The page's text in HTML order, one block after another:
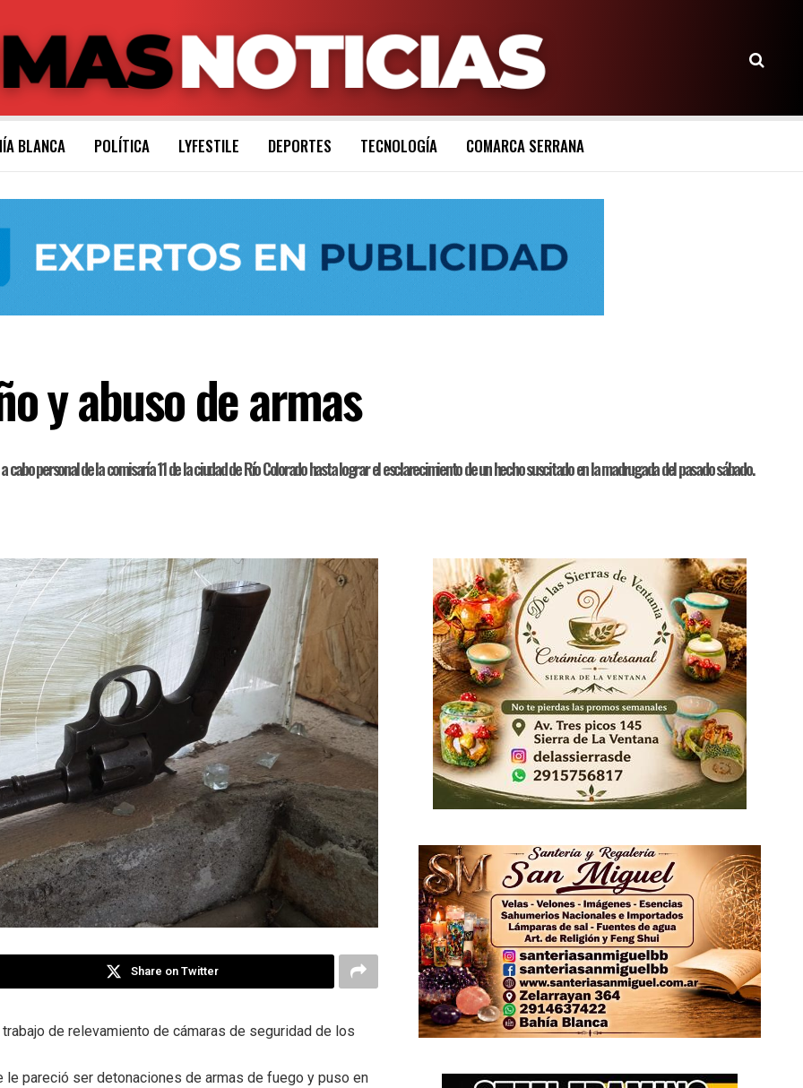
BLANCA POLÍTICA LYFESTILE DEPORTES TECNOLOGÍA COMARCA SERRANA
y abuso de armas
personal de la comisaría 11 de la ciudad de Río Colorado hasta lograr el esclarecimiento de un hecho suscitado en la madrugada del pasado sábado.
Share on Twitter
de relevamiento de cámaras de seguridad de los
le pareció ser detonaciones de armas de fuego y puso en